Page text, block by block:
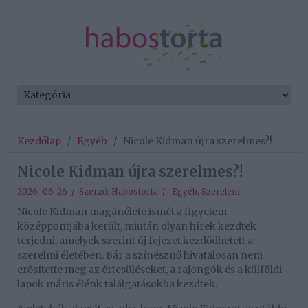
Kezdőlap / Egyéb / Nicole Kidman újra szerelmes?!
Nicole Kidman újra szerelmes?!
2026-06-26 / Szerző: Habostorta / Egyéb, Szerelem
Nicole Kidman magánélete ismét a figyelem
középpontjába került, miután olyan hírek kezdtek
terjedni, amelyek szerint új fejezet kezdődhetett a
szerelmi életében. Bár a színésznő hivatalosan nem
erősítette meg az értesüléseket, a rajongók és a külföldi
lapok máris élénk találgatásokba kezdtek.